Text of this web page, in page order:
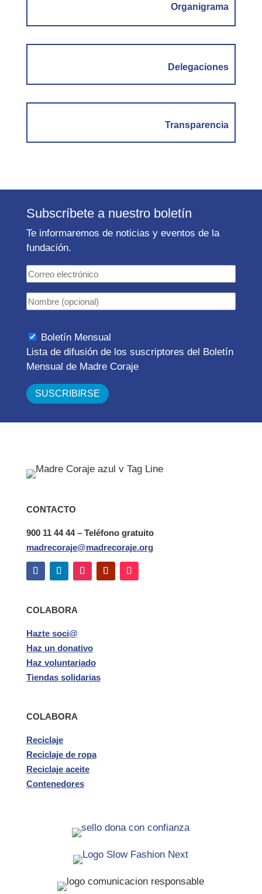
Organigrama
Delegaciones
Transparencia
Subscríbete a nuestro boletín
Te informaremos de noticias y eventos de la
fundación.
Boletín Mensual
Lista de difusión de los suscriptores del Boletín
Mensual de Madre Coraje
CONTACTO
900 11 44 44 – Teléfono gratuito
madrecoraje@madrecoraje.org
COLABORA
Hazte soci@
Haz un donativo
Haz voluntariado
Tiendas solidarias
COLABORA
Reciclaje
Reciclaje de ropa
Reciclaje aceite
Contenedores